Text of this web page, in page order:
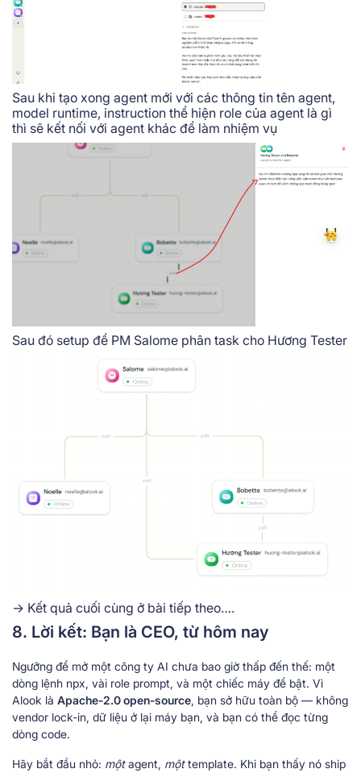
Sau khi tạo xong agent mới với các thông tin tên agent,
model runtime, instruction thể hiện role của agent là gì
thì sẽ kết nối với agent khác để làm nhiệm vụ
Sau đó setup để PM Salome phân task cho Hương Tester
-> Kết quả cuối cùng ở bài tiếp theo….
8. Lời kết: Bạn là CEO, từ hôm nay
Ngưỡng để mở một công ty AI chưa bao giờ thấp đến thế: một
dòng lệnh npx, vài role prompt, và một chiếc máy để bật. Vì
Alook là Apache-2.0 open-source, bạn sở hữu toàn bộ — không
vendor lock-in, dữ liệu ở lại máy bạn, và bạn có thể đọc từng
dòng code.
Hãy bắt đầu nhỏ: mộtagent, mộttemplate. Khi bạn thấy nó ship